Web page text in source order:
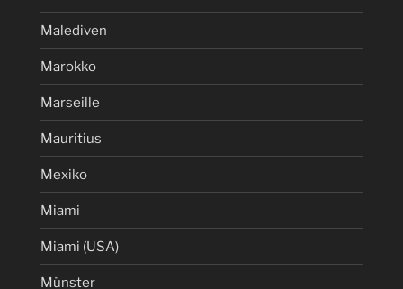
Malediven
Marokko
Marseille
Mauritius
Mexiko
Miami
Miami (USA)
Münster